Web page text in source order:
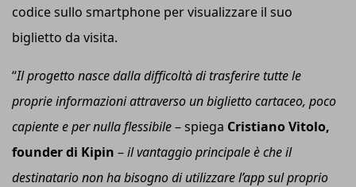
codice sullo smartphone per visualizzare il suo
biglietto da visita.
“Il progettonasce dalla difficoltà di trasferire tutte le
proprie informazioni attraverso un biglietto cartaceo, poco
capiente e per nulla flessibile– spiega Cristiano Vitolo,
founder di Kipin –il vantaggio principale è che il
destinatario non ha bisogno di utilizzare l’app sul proprio